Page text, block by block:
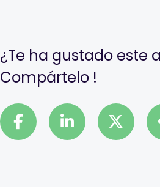
¿Te ha gustado este
Compártelo !